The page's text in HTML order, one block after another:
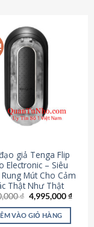
giả Tenga Flip
Electronic – Siêu
Mút Cho Cảm
Thật Như Thật
₫ Giá
gốc
là:
5,500,000 ₫.
4,995,000₫Giá
VÀO GIỎ HÀNG